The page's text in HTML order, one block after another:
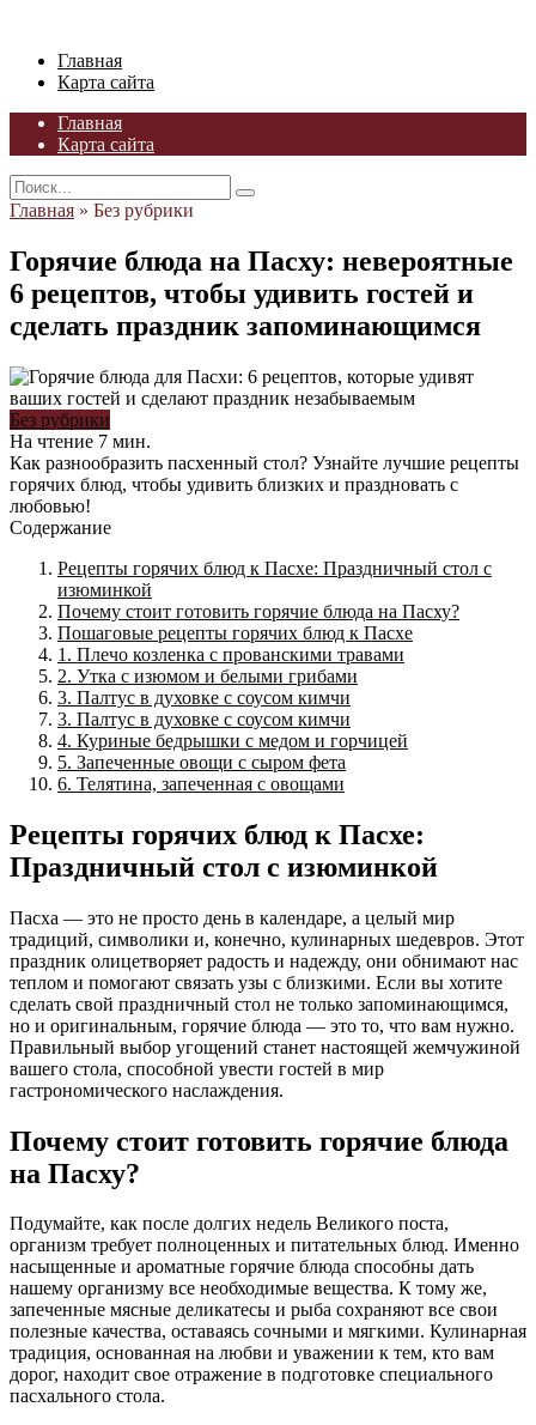
contentГлавная
Карта сайта
Главная
Карта сайта
Search
for:
Главная » Без рубрики
Горячие блюда на Пасху: невероятные
6 рецептов, чтобы удивить гостей и
сделать праздник запоминающимся
Без рубрики
На чтение 7 мин.
Как разнообразить пасхенный стол? Узнайте лучшие рецепты
горячих блюд, чтобы удивить близких и праздновать с
любовью!
Содержание
Рецепты горячих блюд к Пасхе: Праздничный стол с
изюминкой
Почему стоит готовить горячие блюда на Пасху?
Пошаговые рецепты горячих блюд к Пасхе
1. Плечо козленка с прованскими травами
2. Утка с изюмом и белыми грибами
3. Палтус в духовке с соусом кимчи
3. Палтус в духовке с соусом кимчи
4. Куриные бедрышки с медом и горчицей
5. Запеченные овощи с сыром фета
6. Телятина, запеченная с овощами
Рецепты горячих блюд к Пасхе:
Праздничный стол с изюминкой
Пасха — это не просто день в календаре, а целый мир
традиций, символики и, конечно, кулинарных шедевров. Этот
праздник олицетворяет радость и надежду, они обнимают нас
теплом и помогают связать узы с близкими. Если вы хотите
сделать свой праздничный стол не только запоминающимся,
но и оригинальным, горячие блюда — это то, что вам нужно.
Правильный выбор угощений станет настоящей жемчужиной
вашего стола, способной увести гостей в мир
гастрономического наслаждения.
Почему стоит готовить горячие блюда
на Пасху?
Подумайте, как после долгих недель Великого поста,
организм требует полноценных и питательных блюд. Именно
насыщенные и ароматные горячие блюда способны дать
нашему организму все необходимые вещества. К тому же,
запеченные мясные деликатесы и рыба сохраняют все свои
полезные качества, оставаясь сочными и мягкими. Кулинарная
традиция, основанная на любви и уважении к тем, кто вам
дорог, находит свое отражение в подготовке специального
пасхального стола.